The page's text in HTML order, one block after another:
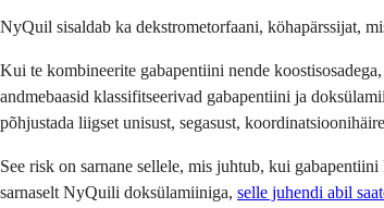
NyQuil sisaldab ka dekstrometorfaani, köhapärssijat,
Kui te kombineerite gabapentiini nende
andmebaasid klassifitseerivad gabapentiini ja
põhjustada liigset unisust, segasust,
See risk on sarnane sellele, mis juhtub, kui
sarnaselt NyQuili doksülamiiniga, selle juhendi abil